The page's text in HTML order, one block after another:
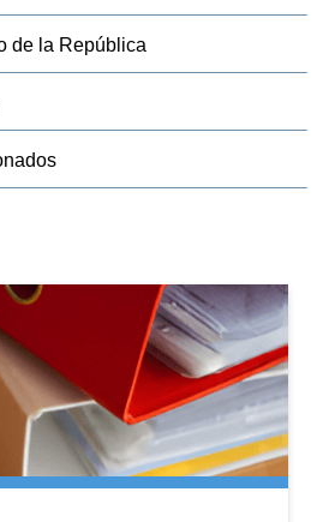
de la República